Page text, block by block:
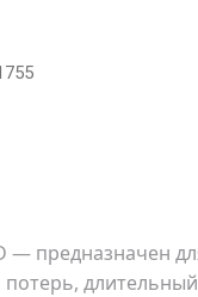
предназначен